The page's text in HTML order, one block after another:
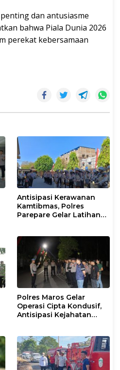
dan antusiasme
bahwa Piala Dunia 2026
perekat kebersamaan
Antisipasi Kerawanan
Kamtibmas, Polres
Parepare Gelar Latihan
Polres Maros Gelar
Operasi Cipta Kondusif,
Antisipasi Kejahatan